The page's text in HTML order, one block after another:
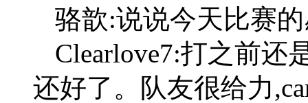
骆歆:说说今天比赛
Clearlove7:打之前还
还好了。队友很给力